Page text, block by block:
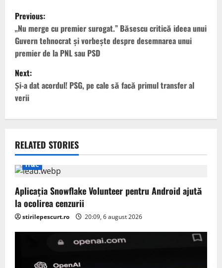
P
o
s
t
n
a
v
i
g
a
t
Previous:
„Nu merge cu premier surogat.” Băsescu critică ideea unui
Guvern tehnocrat și vorbește despre desemnarea unui
premier de la PNL sau PSD
Next:
Și-a dat acordul! PSG, pe cale să facă primul transfer al
verii
RELATED STORIES
IT&C
Aplicația Snowflake Volunteer pentru Android ajută
la ocolirea cenzurii
stirilepescurt.ro 20:09, 6 august 2026